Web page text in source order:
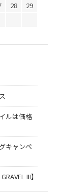
28
29
ルは価格
キャンペ
III】